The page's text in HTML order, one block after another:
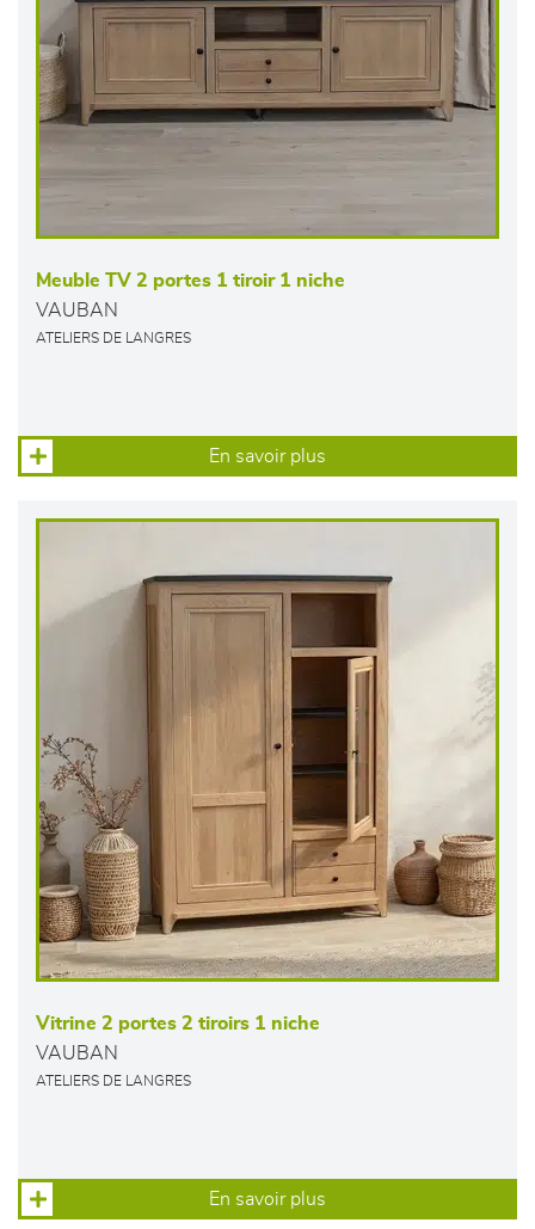
Meuble TV 2 portes 1 tiroir 1 niche
VAUBAN
ATELIERS DE LANGRES
En savoir plus
Vitrine 2 portes 2 tiroirs 1 niche
VAUBAN
ATELIERS DE LANGRES
En savoir plus